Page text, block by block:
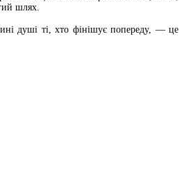
шлях.
душі ті, хто фінішує попереду, — це